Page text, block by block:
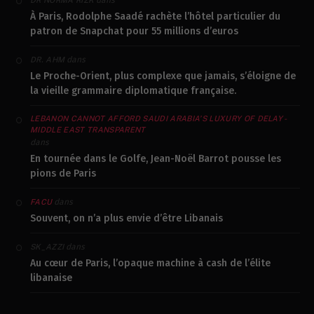
À Paris, Rodolphe Saadé rachète l’hôtel particulier du
patron de Snapchat pour 55 millions d’euros
DR. AHM dans
Le Proche-Orient, plus complexe que jamais, s’éloigne de
la vieille grammaire diplomatique française.
LEBANON CANNOT AFFORD SAUDI ARABIA’S LUXURY OF DELAY -
MIDDLE EAST TRANSPARENT
dans
En tournée dans le Golfe, Jean-Noël Barrot pousse les
pions de Paris
FACUdans
Souvent, on n’a plus envie d’être Libanais
SK_AZZIdans
Au cœur de Paris, l’opaque machine à cash de l’élite
libanaise